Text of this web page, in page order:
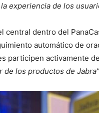
experiencia de los
central dentro del
automático de
participen activamente
los productos de